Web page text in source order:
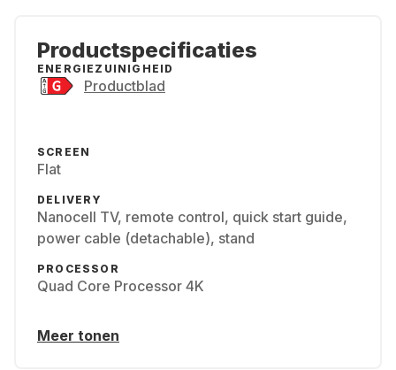
Productspecificaties
ENERGIEZUINIGHEID
Productblad
SCREEN
Flat
DELIVERY
Nanocell TV, remote control, quick start guide,
power cable (detachable), stand
PROCESSOR
Quad Core Processor 4K
Meer tonen